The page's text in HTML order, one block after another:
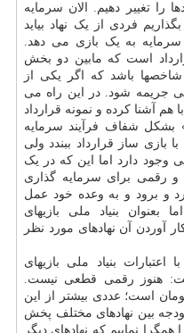
را تغییر دهیم. الان سرمایه
فردی از یک نهاد بیاید
سرمایه به یک بازی می دهد.
است که مابین دو بخش
باشد که اگر یکی از
جریمه شود. در این راه می
هم آشنا کرده و نمونه قرارداد
بشکل شفاف فرآیند سرمایه
بازی ساز قرارداد ببندد ولی
وجود دارد اما این که در یک
رقمی برای سرمایه گذاری
و برود و به وعده خود عمل
بعنوان بنیاد ملی بازیهای
آوردن آن نهادهای مورد نظر
بنیاد ملی بازیهای
هنوز رقمی قطعی نیست.
۳۰۰ تا ۴۰۰ میلیارد تومان است؛ عددی بیشتر از این
بودجه بین نهادهای مختلف پخش
نماییم که نهادهای دیگر